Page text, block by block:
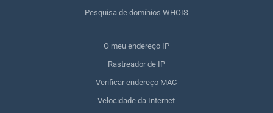
Pesquisa de domínios WHOIS
O meu endereço IP
Rastreador de IP
Verificar endereço MAC
Velocidade da Internet